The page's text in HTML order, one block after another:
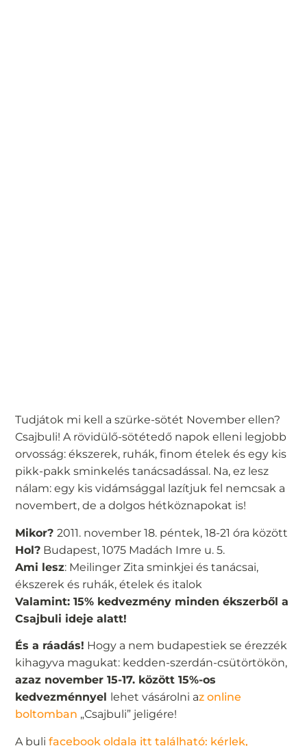
Tudjátok mi kell a szürke-sötét November ellen?
Csajbuli! A rövidülő-sötétedő napok elleni legjobb
orvosság: ékszerek, ruhák, finom ételek és egy kis
pikk-pakk sminkelés tanácsadással. Na, ez lesz
nálam: egy kis vidámsággal lazítjuk fel nemcsak a
novembert, de a dolgos hétköznapokat is!
Mikor?2011. november 18. péntek, 18-21 óra között
Hol? Budapest, 1075 Madách Imre u. 5.
Ami lesz: Meilinger Zita sminkjei és tanácsai,
ékszerek és ruhák, ételek és italok
Valamint: 15% kedvezmény minden ékszerből a
Csajbuli ideje alatt!
És a ráadás! Hogy a nem budapestiek se érezzék
kihagyva magukat: kedden-szerdán-csütörtökön,
azaz november 15-17. között 15%-os
kedvezménnyel lehet vásárolni az online
boltomban „Csajbuli” jeligére!
A bulifacebook oldala itt található: kérlek,